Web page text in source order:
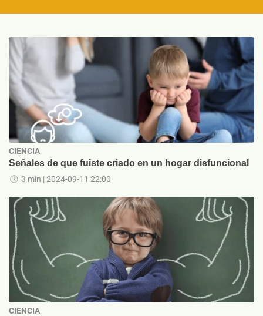
CIENCIA
Señales de que fuiste criado en un hogar disfuncional
3 min | 2024-09-11 22:00
CIENCIA